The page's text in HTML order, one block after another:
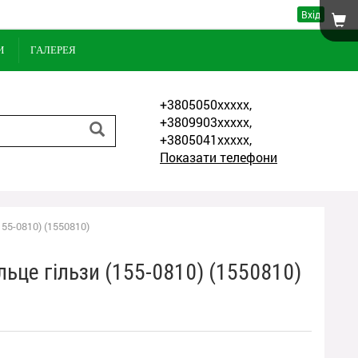
Вхід
ГАЛЕРЕЯ
+3805050xxxxx,
+3809903xxxxx,
+3805041xxxxx,
Показати телефони
0810) (1550810)
гільзи (155-0810) (1550810)